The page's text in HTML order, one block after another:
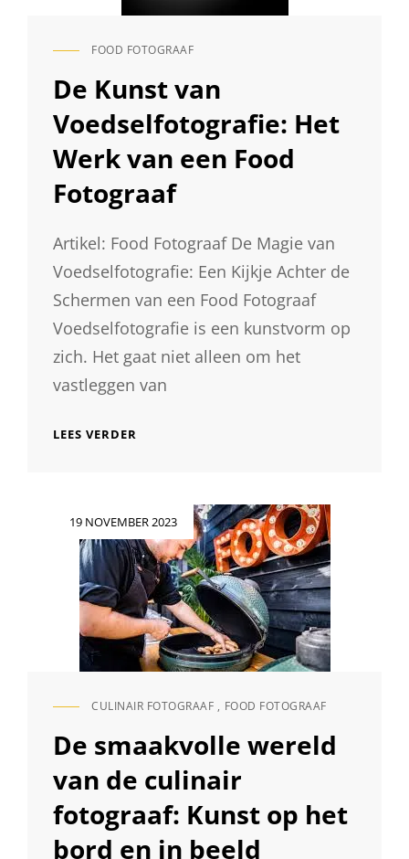
CAT
FOOD FOTOGRAAF
De Kunst van
Voedselfotografie: Het
Werk van een Food
Fotograaf
Artikel: Food Fotograaf De Magie van
Voedselfotografie: Een Kijkje Achter de
Schermen van een Food Fotograaf
Voedselfotografie is een kunstvorm op
zich. Het gaat niet alleen om het
vastleggen van
LEES VERDER
WERK
VAN
EEN
FOOD
FOTOGRAAF
19 NOVEMBER 2023
CAT
CULINAIR FOTOGRAAF , FOOD FOTOGRAAF
De smaakvolle wereld
van de culinair
fotograaf: Kunst op het
bord en in beeld